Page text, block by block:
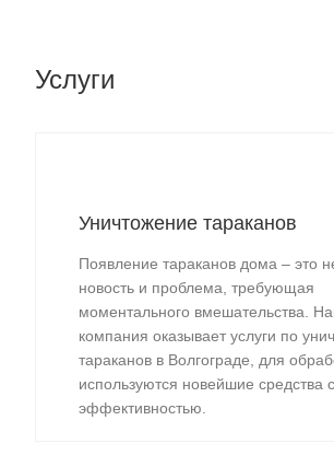
Услуги
Уничтожение тараканов
Появление тараканов дома – это
новость и проблема, требующая
моментального вмешательства.
компания оказывает услуги по
тараканов в Волгограде, для
используются новейшие средства
эффективностью.